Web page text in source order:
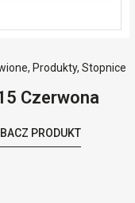
, Produkty, Stopnice
Czerwona
PRODUKT